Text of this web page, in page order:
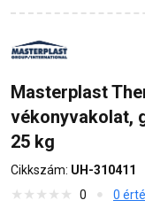
Masterplast
vékonyvakolat,
25 kg
Cikkszám: UH-310411
0
0